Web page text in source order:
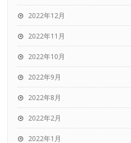
2022年12月
2022年11月
2022年10月
2022年9月
2022年8月
2022年2月
2022年1月